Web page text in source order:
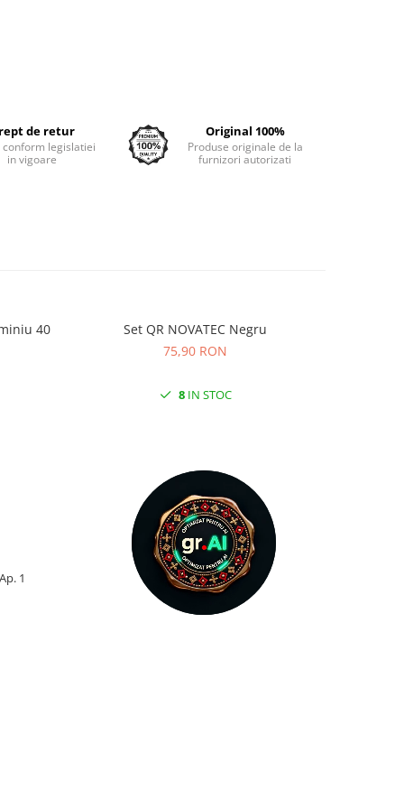
de retur
conform legislatiei
in vigoare
Original 100%
Produse originale de la
furnizori autorizati
40
Set QR NOVATEC Negru
75,90 RON
8IN STOC
1